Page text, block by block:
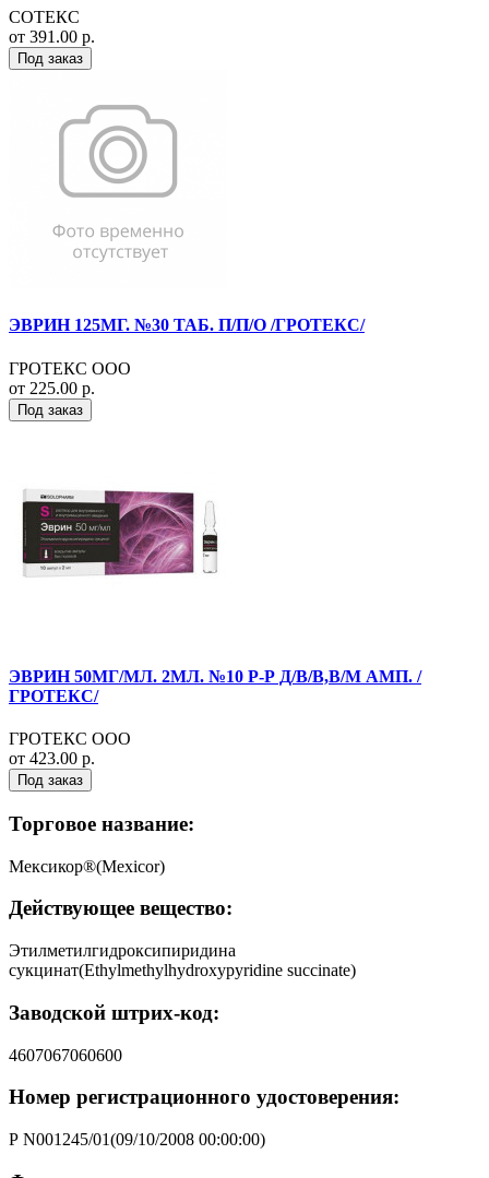
СОТЕКС
от 391.00 р.
Под заказ
ЭВРИН 125МГ. №30 ТАБ. П/П/О /ГРОТЕКС/
ГРОТЕКС ООО
от 225.00 р.
Под заказ
ЭВРИН 50МГ/МЛ. 2МЛ. №10 Р-Р Д/В/В,В/М АМП. /
ГРОТЕКС/
ГРОТЕКС ООО
от 423.00 р.
Под заказ
Торговое название:
Мексикор®(Mexicor)
Действующее вещество:
Этилметилгидроксипиридина
сукцинат(Ethylmethylhydroxypyridine succinate)
Заводской штрих-код:
4607067060600
Номер регистрационного удостоверения:
Р N001245/01(09/10/2008 00:00:00)